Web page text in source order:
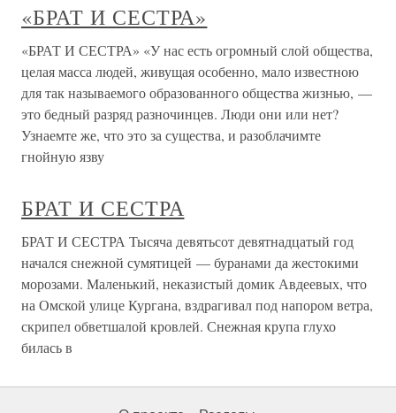
«БРАТ И СЕСТРА»
«БРАТ И СЕСТРА» «У нас есть огромный слой общества,
целая масса людей, живущая особенно, мало известною
для так называемого образованного общества жизнью, —
это бедный разряд разночинцев. Люди они или нет?
Узнаемте же, что это за существа, и разоблачимте
гнойную язву
БРАТ И СЕСТРА
БРАТ И СЕСТРА Тысяча девятьсот девятнадцатый год
начался снежной сумятицей — буранами да жестокими
морозами. Маленький, неказистый домик Авдеевых, что
на Омской улице Кургана, вздрагивал под напором ветра,
скрипел обветшалой кровлей. Снежная крупа глухо
билась в